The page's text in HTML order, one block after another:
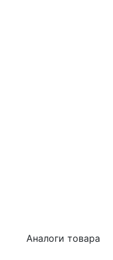
Аналоги товара